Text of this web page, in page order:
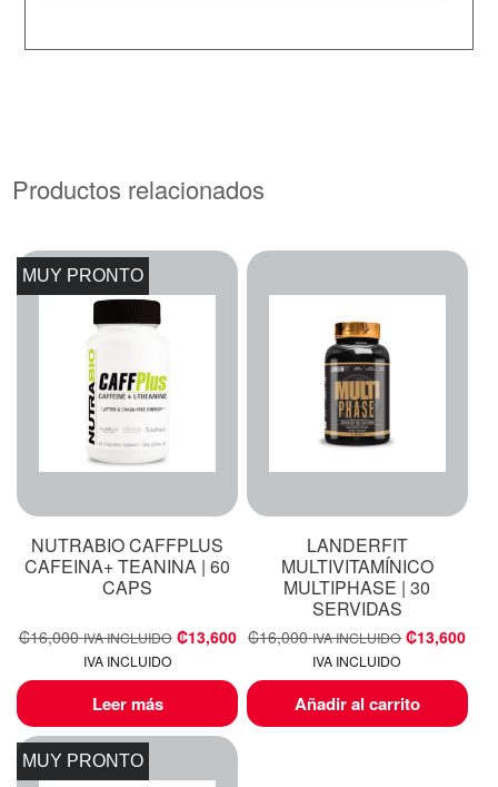
Productos relacionados
MUY PRONTO
NUTRABIO CAFFPLUS
CAFEINA+ TEANINA | 60
CAPS
₡16,000 IVA INCLUIDO ₡13,600
IVA INCLUIDO
Leer más
LANDERFIT
MULTIVITAMÍNICO
MULTIPHASE | 30
SERVIDAS
₡16,000 IVA INCLUIDO ₡13,600
IVA INCLUIDO
Añadir al carrito
MUY PRONTO